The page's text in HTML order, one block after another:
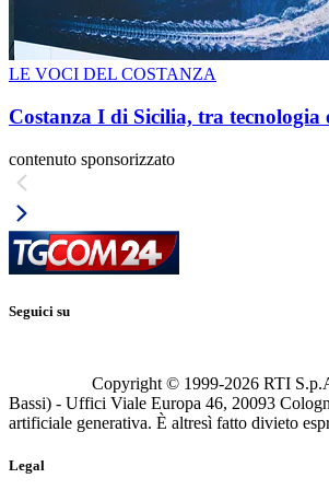
LE VOCI DEL COSTANZA
Costanza I di Sicilia, tra tecnologia
contenuto sponsorizzato
Seguici su
Copyright © 1999-2026 RTI
Bassi) - Uffici Viale Europa 46, 20093
artificiale generativa. È altresì fatto divieto
Legal